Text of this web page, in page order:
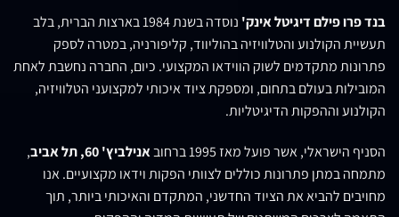
בנד פרו פילם דיגיטל אינק'
נוסדה בשנת 1984 בארצות הברית, בלב
תעשיית הקולנוע והטלוויזיה בהוליווד, קליפורניה, במטרה לספק
פתרונות מתקדמים לשוק הווידאו המקצועי. כיום, החברה נחשבת לאחת
המובילות בעולם בתחום, ומספקת ציוד איכותי למקצועני הטלוויזיה,
הקולנוע וההפקות הדיגיטליות.
הסניף הישראלי, אשר פועל מאז 1995 ברחוב אנילביץ' 60, תל אביב
,
מתמחה במתן פתרונות כוללים לצוותי הפקות וידאו מקצועיים. אנו
מחויבים להביא את הציוד החדשני, המתקדם והאיכותי ביותר, תוך